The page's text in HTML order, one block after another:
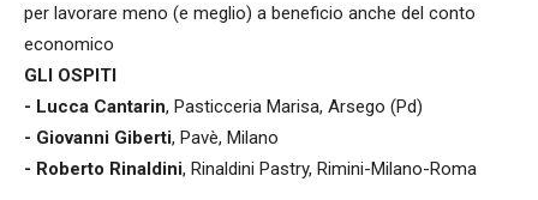
per lavorare meno (e meglio) a beneficio anche del conto
economico
GLI OSPITI
- Lucca Cantarin, Pasticceria Marisa, Arsego (Pd)
- Giovanni Giberti, Pavè, Milano
- Roberto Rinaldini, Rinaldini Pastry, Rimini-Milano-Roma